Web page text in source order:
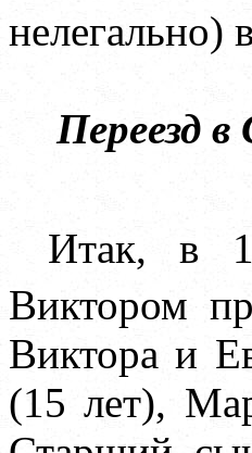
нелегально)
Переезд
Итак, в
Виктором
Виктора и
(15 лет),